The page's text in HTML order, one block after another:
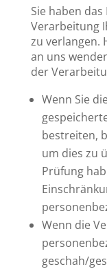
Sie haben
Verarbeitung
zu verlangen.
an uns
der
Wenn Sie
bestreiten,
um dies zu
Prüfung
Wenn die
geschah/